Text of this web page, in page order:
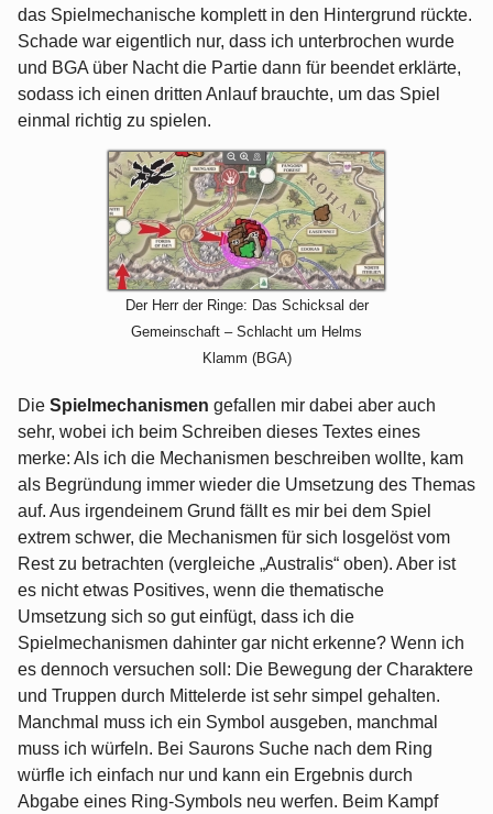
das Spielmechanische komplett in den Hintergrund rückte.
Schade war eigentlich nur, dass ich unterbrochen wurde
und BGA über Nacht die Partie dann für beendet erklärte,
sodass ich einen dritten Anlauf brauchte, um das Spiel
einmal richtig zu spielen.
Der Herr der Ringe: Das Schicksal der
Gemeinschaft – Schlacht um Helms
Klamm (BGA)
Die Spielmechanismen gefallen mir dabei aber auch
sehr, wobei ich beim Schreiben dieses Textes eines
merke: Als ich die Mechanismen beschreiben wollte, kam
als Begründung immer wieder die Umsetzung des Themas
auf. Aus irgendeinem Grund fällt es mir bei dem Spiel
extrem schwer, die Mechanismen für sich losgelöst vom
Rest zu betrachten (vergleiche „Australis“ oben). Aber ist
es nicht etwas Positives, wenn die thematische
Umsetzung sich so gut einfügt, dass ich die
Spielmechanismen dahinter gar nicht erkenne? Wenn ich
es dennoch versuchen soll: Die Bewegung der Charaktere
und Truppen durch Mittelerde ist sehr simpel gehalten.
Manchmal muss ich ein Symbol ausgeben, manchmal
muss ich würfeln. Bei Saurons Suche nach dem Ring
würfle ich einfach nur und kann ein Ergebnis durch
Abgabe eines Ring-Symbols neu werfen. Beim Kampf